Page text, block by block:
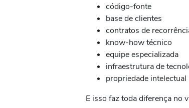
código-fonte
base de clientes
contratos de
know-how técnico
equipe especializada
infraestrutura de
propriedade intelectual
E isso faz toda diferença no